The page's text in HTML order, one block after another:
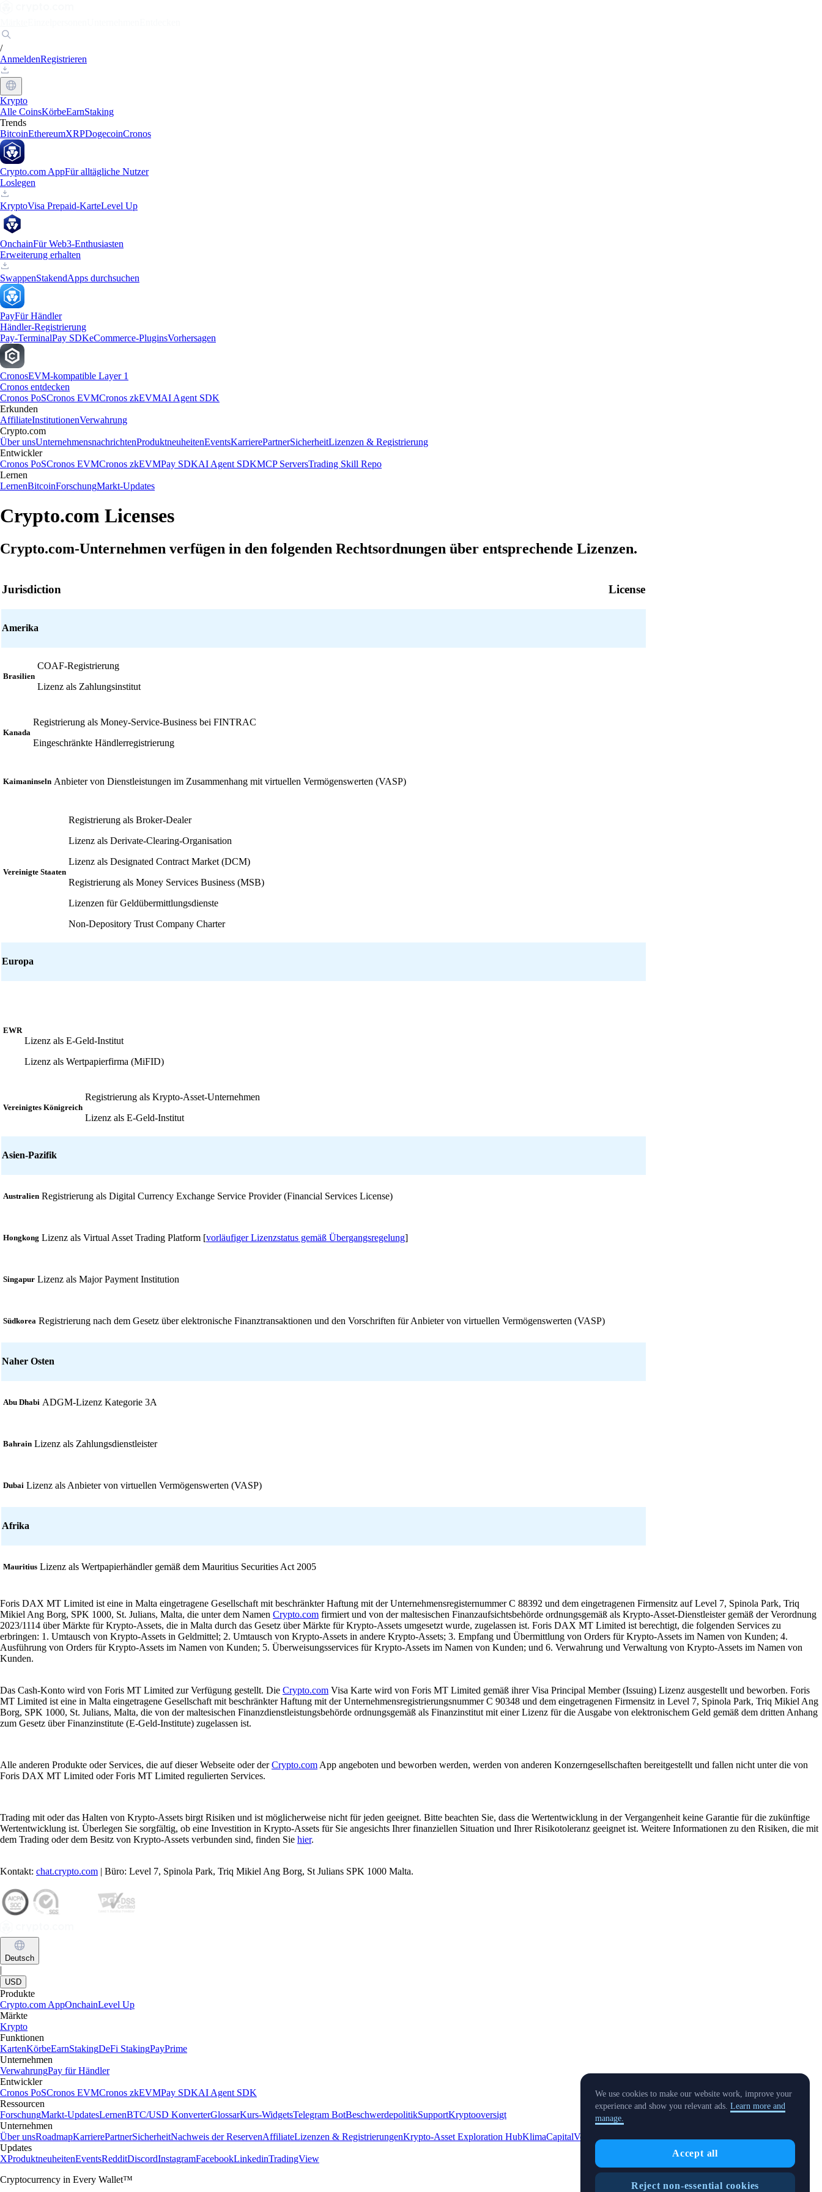
/
AnmeldenRegistrieren
Krypto
Alle CoinsKörbeEarnStaking
Trends
BitcoinEthereumXRPDogecoinCronos
Crypto.com AppFür alltägliche Nutzer
Loslegen
KryptoVisa Prepaid-KarteLevel Up
OnchainFür Web3-Enthusiasten
Erweiterung erhalten
SwappenStakendApps durchsuchen
PayFür Händler
Händler-Registrierung
Pay-TerminalPay SDKeCommerce-PluginsVorhersagen
CronosEVM-kompatible Layer 1
Cronos entdecken
Cronos PoSCronos EVMCronos zkEVMAI Agent SDK
Erkunden
AffiliateInstitutionenVerwahrung
Crypto.com
Über unsUnternehmensnachrichtenProduktneuheitenEventsKarrierePartnerSicherheitLizenzen & Registrierung
Entwickler
Cronos PoSCronos EVMCronos zkEVMPay SDKAI Agent SDKMCP ServersTrading Skill Repo
Lernen
LernenBitcoinForschungMarkt-Updates
Crypto.com Licenses
Crypto.com-Unternehmen verfügen in den folgenden Rechtsordnungen über entsprechende Lizenzen.
Jurisdiction License
Amerika
Brasilien
COAF-Registrierung
Lizenz als Zahlungsinstitut
Kanada
Registrierung als Money-Service-Business bei FINTRAC
Eingeschränkte Händlerregistrierung
Kaimaninseln Anbieter von Dienstleistungen im Zusammenhang mit virtuellen Vermögenswerten (VASP)
Vereinigte Staaten
Registrierung als Broker-Dealer
Lizenz als Derivate-Clearing-Organisation
Lizenz als Designated Contract Market (DCM)
Registrierung als Money Services Business (MSB)
Lizenzen für Geldübermittlungsdienste
Non-Depository Trust Company Charter
Europa
EWR
Lizenz als E-Geld-Institut
Lizenz als Wertpapierfirma (MiFID)
Vereinigtes Königreich
Registrierung als Krypto-Asset-Unternehmen
Lizenz als E-Geld-Institut
Asien-Pazifik
Australien Registrierung als Digital Currency Exchange Service Provider (Financial Services License)
Hongkong Lizenz als Virtual Asset Trading Platform [vorläufiger Lizenzstatus gemäß Übergangsregelung]
Singapur Lizenz als Major Payment Institution
Südkorea Registrierung nach dem Gesetz über elektronische Finanztransaktionen und den Vorschriften für Anbieter von virtuellen Vermögenswerten (VASP)
Naher Osten
Abu Dhabi ADGM-Lizenz Kategorie 3A
Bahrain Lizenz als Zahlungsdienstleister
Dubai Lizenz als Anbieter von virtuellen Vermögenswerten (VASP)
Afrika
Mauritius Lizenz als Wertpapierhändler gemäß dem Mauritius Securities Act 2005
Foris DAX MT Limited ist eine in Malta eingetragene Gesellschaft mit beschränkter Haftung mit der Unternehmensregisternummer C 88392 und dem eingetragenen Firmensitz auf Level 7, Spinola Park, Triq
Mikiel Ang Borg, SPK 1000, St. Julians, Malta, die unter dem Namen Crypto.com firmiert und von der maltesischen Finanzaufsichtsbehörde ordnungsgemäß als Krypto-Asset-Dienstleister gemäß der Verordnung
2023/1114 über Märkte für Krypto-Assets, die in Malta durch das Gesetz über Märkte für Krypto-Assets umgesetzt wurde, zugelassen ist. Foris DAX MT Limited ist berechtigt, die folgenden Services zu
erbringen: 1. Umtausch von Krypto-Assets in Geldmittel; 2. Umtausch von Krypto-Assets in andere Krypto-Assets; 3. Empfang und Übermittlung von Orders für Krypto-Assets im Namen von Kunden; 4.
Ausführung von Orders für Krypto-Assets im Namen von Kunden; 5. Überweisungsservices für Krypto-Assets im Namen von Kunden; und 6. Verwahrung und Verwaltung von Krypto-Assets im Namen von
Kunden.
Das Cash-Konto wird von Foris MT Limited zur Verfügung gestellt. Die Crypto.com Visa Karte wird von Foris MT Limited gemäß ihrer Visa Principal Member (Issuing) Lizenz ausgestellt und beworben. Foris
MT Limited ist eine in Malta eingetragene Gesellschaft mit beschränkter Haftung mit der Unternehmensregistrierungsnummer C 90348 und dem eingetragenen Firmensitz in Level 7, Spinola Park, Triq Mikiel Ang
Borg, SPK 1000, St. Julians, Malta, die von der maltesischen Finanzdienstleistungsbehörde ordnungsgemäß als Finanzinstitut mit einer Lizenz für die Ausgabe von elektronischem Geld gemäß dem dritten Anhang
zum Gesetz über Finanzinstitute (E-Geld-Institute) zugelassen ist.
Alle anderen Produkte oder Services, die auf dieser Webseite oder derCrypto.com App angeboten und beworben werden, werden von anderen Konzerngesellschaften bereitgestellt und fallen nicht unter die von
Foris DAX MT Limited oder Foris MT Limited regulierten Services.
Trading mit oder das Halten von Krypto-Assets birgt Risiken und ist möglicherweise nicht für jeden geeignet. Bitte beachten Sie, dass die Wertentwicklung in der Vergangenheit keine Garantie für die zukünftige
Wertentwicklung ist. Überlegen Sie sorgfältig, ob eine Investition in Krypto-Assets für Sie angesichts Ihrer finanziellen Situation und Ihrer Risikotoleranz geeignet ist. Weitere Informationen zu den Risiken, die mit
dem Trading oder dem Besitz von Krypto-Assets verbunden sind, finden Sie hier.
Kontakt: chat.crypto.com | Büro: Level 7, Spinola Park, Triq Mikiel Ang Borg, St Julians SPK 1000 Malta.
Deutsch
|
USD
Produkte
Crypto.com AppOnchainLevel Up
Märkte
Krypto
Funktionen
KartenKörbeEarnStakingDeFi StakingPayPrime
Unternehmen
VerwahrungPay für Händler
Entwickler
Cronos PoSCronos EVMCronos zkEVMPay SDKAI Agent SDK
Ressourcen
ForschungMarkt-UpdatesLernenBTC/USD KonverterGlossarKurs-WidgetsTelegram BotBeschwerdepolitikSupportKryptooversigt
Unternehmen
Über unsRoadmapKarrierePartnerSicherheitNachweis der ReservenAffiliateLizenzen & RegistrierungenKrypto-Asset Exploration HubKlimaCapitalVerifizieren
Updates
XProduktneuheitenEventsRedditDiscordInstagramFacebookLinkedinTradingView
Cryptocurrency in Every Wallet™
We use cookies to make our website work, improve your
experience and show you relevant ads. Learn more and
manage.
Accept all
Reject non-essential cookies